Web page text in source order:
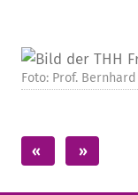
Foto: Prof.